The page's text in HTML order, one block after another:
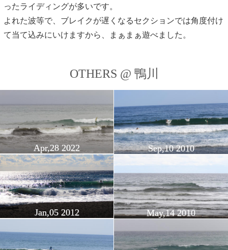
ったライディングが多いです。
よれた波等で、ブレイクが遅くなるセクションでは角度付け
て当て込みにいけますから、まぁまぁ遊べました。
OTHERS @ 鴨川
Apr,28 2022 Sep,10 2010
Jan,05 2012 May,14 2010